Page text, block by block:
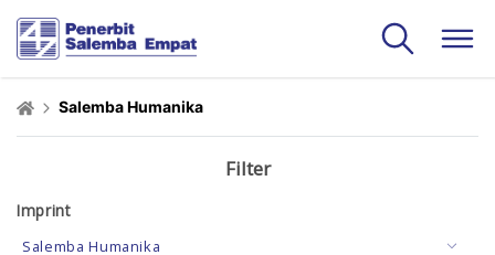
Salemba Humanika
Filter
Imprint